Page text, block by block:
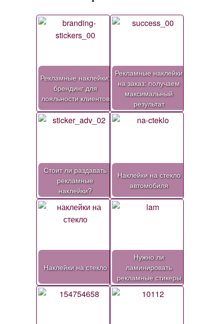
Рекламные наклейки:
брендинг для
лояльности клиентов
Рекламные наклейки
на заказ: получаем
максимальный
результат
Стоит ли раздавать
рекламные
наклейки?
Наклейки на стекло
автомобиля
Наклейки на стекло
Нужно ли
ламинировать
рекламные стикеры